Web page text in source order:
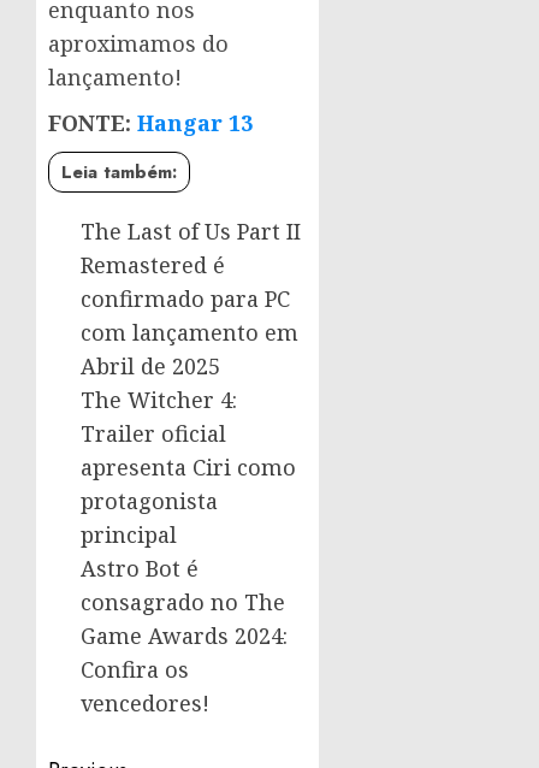
enquanto nos
aproximamos do
lançamento!
FONTE: Hangar 13
Leia também:
The Last of Us Part II
Remastered é
confirmado para PC
com lançamento em
Abril de 2025
The Witcher 4:
Trailer oficial
apresenta Ciri como
protagonista
principal
Astro Bot é
consagrado no The
Game Awards 2024:
Confira os
vencedores!